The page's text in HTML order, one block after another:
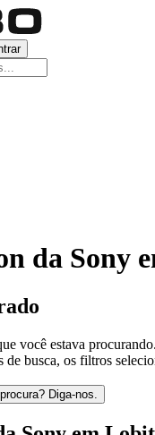
da Sony
você estava
busca, os filtros
Diga-nos.